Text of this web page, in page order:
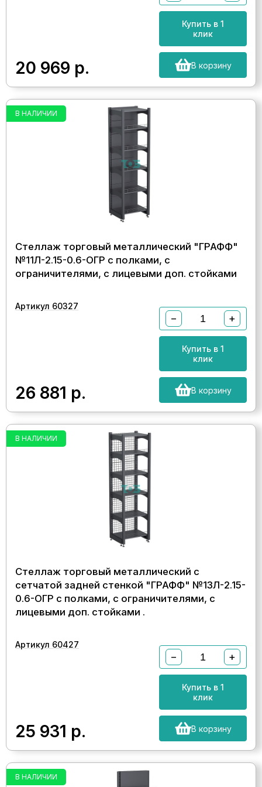
20 969 р.
Купить в 1
клик
В корзину
В НАЛИЧИИ
Стеллаж торговый металлический "ГРАФФ"
№11Л-2.15-0.6-ОГР с полками, с
ограничителями, с лицевыми доп. стойками
Артикул 60327
26 881 р.
− +
Купить в 1
клик
В корзину
В НАЛИЧИИ
Стеллаж торговый металлический с
сетчатой задней стенкой "ГРАФФ" №13Л-2.15-
0.6-ОГР с полками, с ограничителями, с
лицевыми доп. стойками .
Артикул 60427
25 931 р.
− +
Купить в 1
клик
В корзину
В НАЛИЧИИ